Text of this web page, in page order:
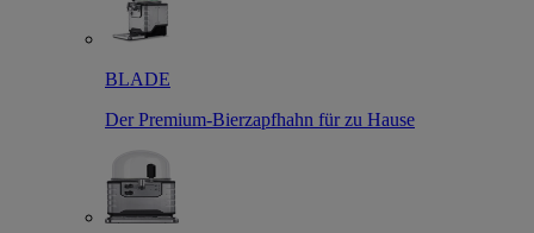
BLADE
Der Premium-Bierzapfhahn für zu Hause